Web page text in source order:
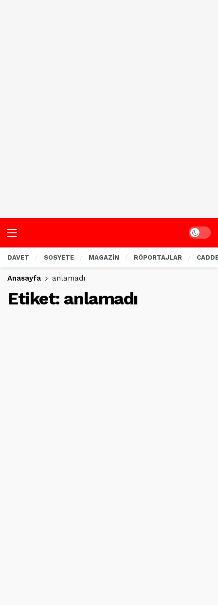
Dark
DAVET SOSYETE MAGAZİN RÖPORTAJLAR
Anasayfa anlamadı
Etiket: anlamadı